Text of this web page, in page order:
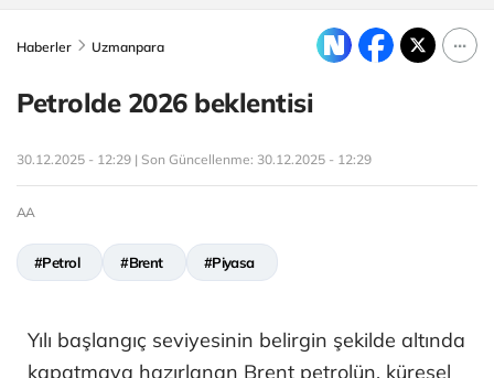
Haberler Uzmanpara
Petrolde 2026 beklentisi
30.12.2025 - 12:29 | Son Güncellenme: 30.12.2025 - 12:29
AA
#Petrol #Brent #Piyasa
Yılı başlangıç seviyesinin belirgin şekilde altında
kapatmaya hazırlanan Brent petrolün, küresel